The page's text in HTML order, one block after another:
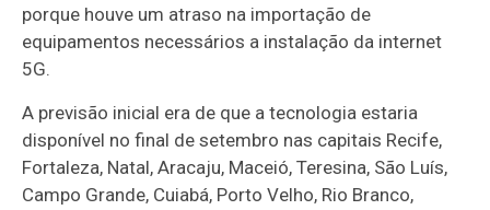
porque houve um atraso na importação de
equipamentos necessários a instalação da internet
5G.
A previsão inicial era de que a tecnologia estaria
disponível no final de setembro nas capitais Recife,
Fortaleza, Natal, Aracaju, Maceió, Teresina, São Luís,
Campo Grande, Cuiabá, Porto Velho, Rio Branco,